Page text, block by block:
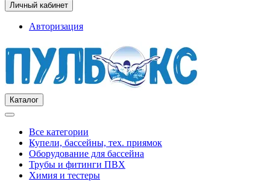
Личный кабинет
Авторизация
Каталог
Все категории
Купели, бассейны, тех. приямок
Оборудование для бассейна
Трубы и фитинги ПВХ
Химия и тестеры